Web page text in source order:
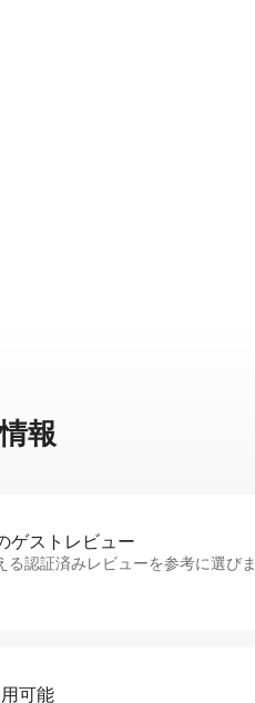
報
ゲ⁠ス⁠ト⁠レ⁠ビ⁠ュ⁠ー
る認証済みレビューを参考に選びま
可⁠能